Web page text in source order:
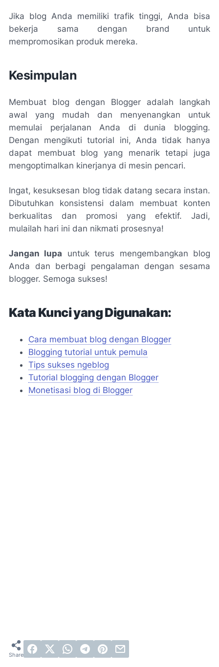
Jika blog Anda memiliki trafik tinggi, Anda bisa
bekerja sama dengan brand untuk
mempromosikan produk mereka.
Kesimpulan
Membuat blog dengan Blogger adalah langkah
awal yang mudah dan menyenangkan untuk
memulai perjalanan Anda di dunia blogging.
Dengan mengikuti tutorial ini, Anda tidak hanya
dapat membuat blog yang menarik tetapi juga
mengoptimalkan kinerjanya di mesin pencari.
Ingat, kesuksesan blog tidak datang secara instan.
Dibutuhkan konsistensi dalam membuat konten
berkualitas dan promosi yang efektif. Jadi,
mulailah hari ini dan nikmati prosesnya!
Jangan lupa untuk terus mengembangkan blog
Anda dan berbagi pengalaman dengan sesama
blogger. Semoga sukses!
Kata Kunci yang Digunakan:
Cara membuat blog dengan Blogger
Blogging tutorial untuk pemula
Tips sukses ngeblog
Tutorial blogging dengan Blogger
Monetisasi blog di Blogger